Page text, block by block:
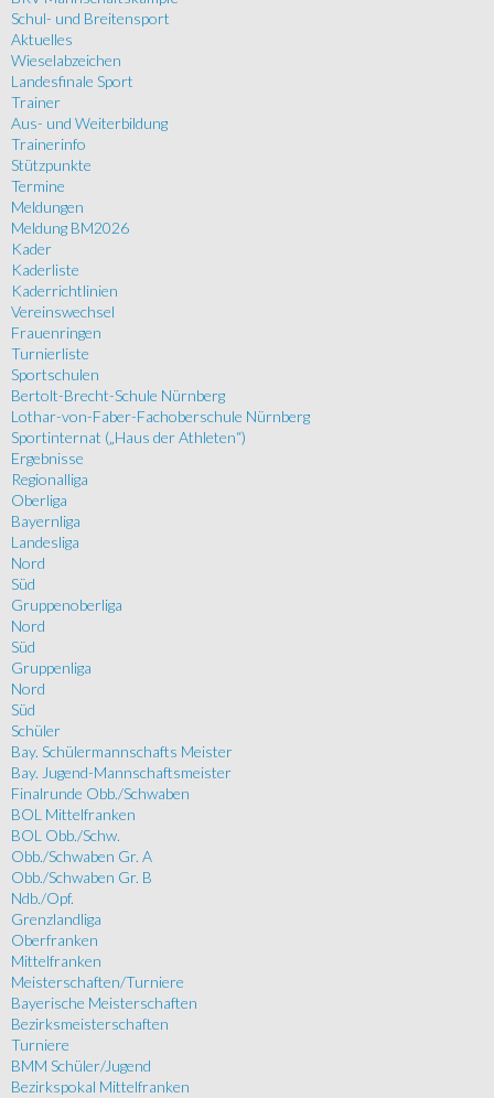
Schul- und Breitensport
Aktuelles
Wieselabzeichen
Landesfinale Sport
Trainer
Aus- und Weiterbildung
Trainerinfo
Stützpunkte
Termine
Meldungen
Meldung BM2026
Kader
Kaderliste
Kaderrichtlinien
Vereinswechsel
Frauenringen
Turnierliste
Sportschulen
Bertolt-Brecht-Schule Nürnberg
Lothar-von-Faber-Fachoberschule Nürnberg
Sportinternat („Haus der Athleten“)
Ergebnisse
Regionalliga
Oberliga
Bayernliga
Landesliga
Nord
Süd
Gruppenoberliga
Nord
Süd
Gruppenliga
Nord
Süd
Schüler
Bay. Schülermannschafts Meister
Bay. Jugend-Mannschaftsmeister
Finalrunde Obb./Schwaben
BOL Mittelfranken
BOL Obb./Schw.
Obb./Schwaben Gr. A
Obb./Schwaben Gr. B
Ndb./Opf.
Grenzlandliga
Oberfranken
Mittelfranken
Meisterschaften/Turniere
Bayerische Meisterschaften
Bezirksmeisterschaften
Turniere
BMM Schüler/Jugend
Bezirkspokal Mittelfranken